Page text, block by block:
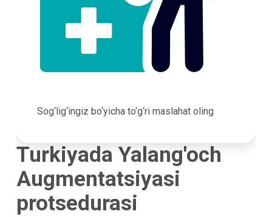
Sog‘lig‘ingiz bo‘yicha to‘g‘ri maslahat oling
Turkiyada Yalang'och
Augmentatsiyasi
protsedurasi